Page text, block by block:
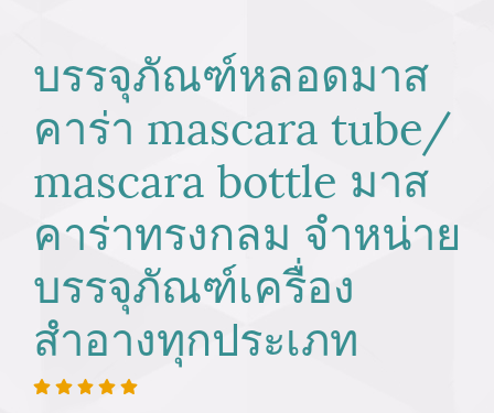
บรรจุภัณฑ์หลอดมาส
คาร่า mascara tube/
mascara bottle มาส
คาร่าทรงกลม จำหน่าย
บรรจุภัณฑ์เครื่อง
สำอางทุกประเภท